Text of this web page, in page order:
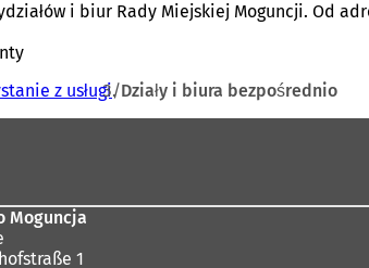
i biur Rady Miejskiej Moguncji. Od
z usługi Działy i biura bezpośrednio
Moguncja
1